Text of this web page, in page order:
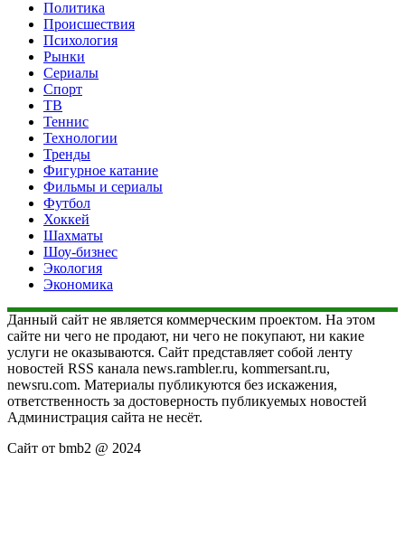
Политика
Происшествия
Психология
Рынки
Сериалы
Спорт
ТВ
Теннис
Технологии
Тренды
Фигурное катание
Фильмы и сериалы
Футбол
Хоккей
Шахматы
Шоу-бизнес
Экология
Экономика
Данный сайт не является коммерческим проектом. На этом
сайте ни чего не продают, ни чего не покупают, ни какие
услуги не оказываются. Сайт представляет собой ленту
новостей RSS канала news.rambler.ru, kommersant.ru,
newsru.com. Материалы публикуются без искажения,
ответственность за достоверность публикуемых новостей
Администрация сайта не несёт.
Сайт от bmb2 @ 2024